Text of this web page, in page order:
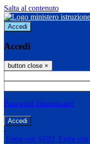
Salta al contenuto
Accedi
Accedi
button close ×
Password dimenticata?
-
Entra con SPID Entra